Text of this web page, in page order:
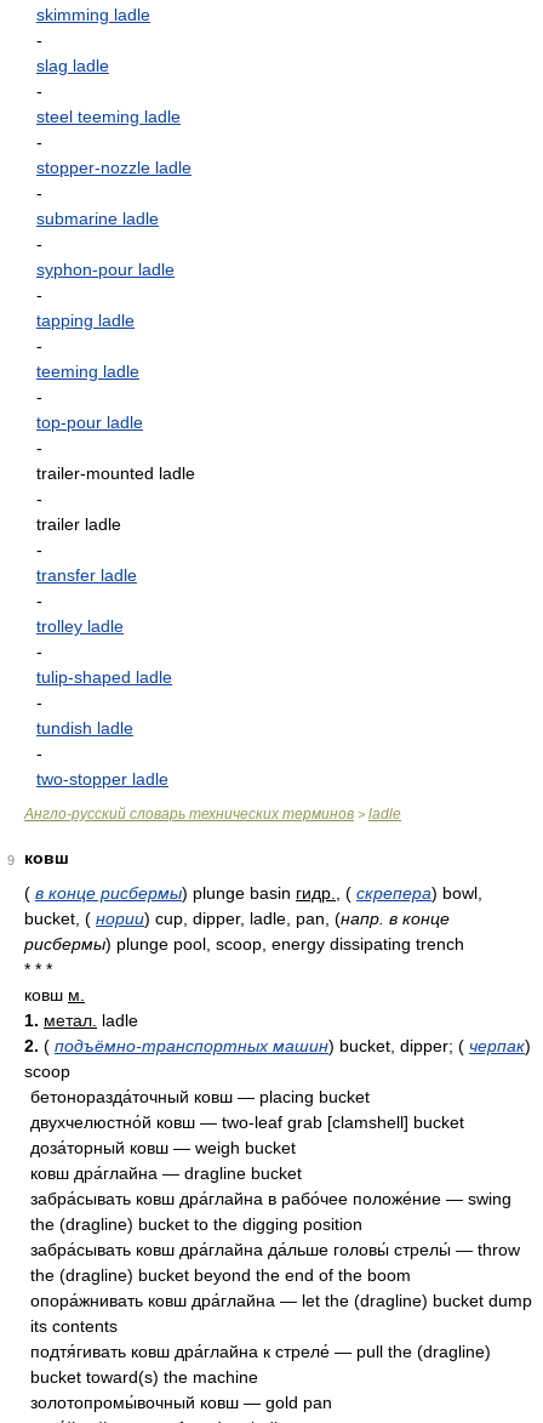
skimming ladle
-
slag ladle
-
steel teeming ladle
-
stopper-nozzle ladle
-
submarine ladle
-
syphon-pour ladle
-
tapping ladle
-
teeming ladle
-
top-pour ladle
-
trailer-mounted ladle
-
trailer ladle
-
transfer ladle
-
trolley ladle
-
tulip-shaped ladle
-
tundish ladle
-
two-stopper ladle
Англо-русский словарь технических терминов > ladle
9
ковш
( в конце рисбермы) plunge basin гидр. ( скрепера) bowl,
bucket, ( нории) cup, dipper, ladle, pan, (напр. в конце
рисбермы) plunge pool, scoop, energy dissipating trench
* * *
ковш м.
1. метал. ladle
2. ( подъёмно-транспортных машин) bucket, dipper; ( черпак)
scoop
бетоноразда́точный ковш — placing bucket
двухчелюстно́й ковш — two-leaf grab [clamshell] bucket
доза́торный ковш — weigh bucket
ковш дра́глайна — dragline bucket
забра́сывать ковш дра́глайна в рабо́чее положе́ние — swing
the (dragline) bucket to the digging position
забра́сывать ковш дра́глайна да́льше головы́ стрелы́ — throw
the (dragline) bucket beyond the end of the boom
опора́жнивать ковш дра́глайна — let the (dragline) bucket dump
its contents
подтя́гивать ковш дра́глайна к стреле́ — pull the (dragline)
bucket toward(s) the machine
золотопромы́вочный ковш — gold pan